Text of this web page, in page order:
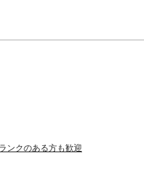
ンクのある方も歓迎